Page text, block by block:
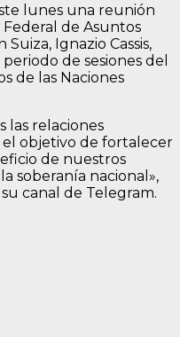
lunes una reunión
de Asuntos
Ignazio Cassis,
de sesiones del
de las Naciones
las relaciones
el objetivo de fortalecer
de nuestros
soberanía nacional»,
canal de Telegram.